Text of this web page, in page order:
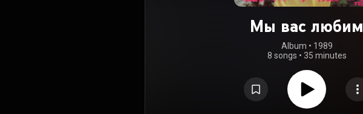
Мы вас любим
Album • 1989
8 songs • 35 minutes